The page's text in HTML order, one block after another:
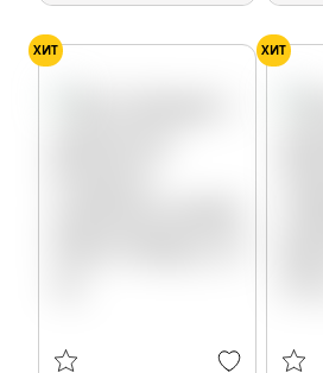
ХИТ ХИТ